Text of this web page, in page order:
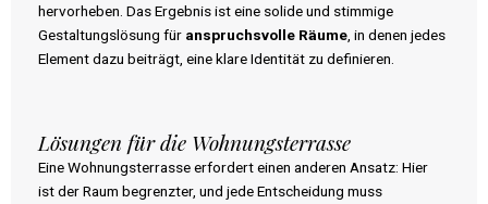
hervorheben. Das Ergebnis ist eine solide und stimmige
Gestaltungslösung für anspruchsvolle Räume , in denen jedes
Element dazu beiträgt, eine klare Identität zu definieren.
Lösungen für die Wohnungsterrasse
Eine Wohnungsterrasse erfordert einen anderen Ansatz: Hier
ist der Raum begrenzter, und jede Entscheidung muss